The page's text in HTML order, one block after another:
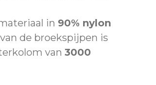
in 90% nylon
de broekspijpen is
van 3000